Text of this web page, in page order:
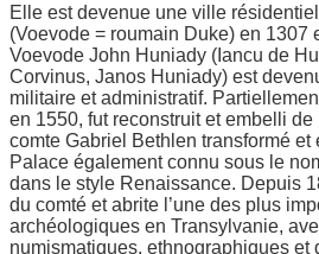
Elle est devenue une ville
(Voevode = roumain Duke) en 1307
Voevode John Huniady (Iancu de
Corvinus, Janos Huniady) est
militaire et administratif.
en 1550, fut reconstruit et embelli
comte Gabriel Bethlen transformé et
Palace également connu sous le
dans le style Renaissance. Depuis
du comté et abrite l’une des plus
archéologiques en Transylvanie,
numismatiques, ethnographiques et